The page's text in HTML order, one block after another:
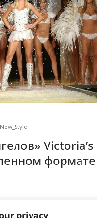
privacy
New_Style
Victoria’s
формате